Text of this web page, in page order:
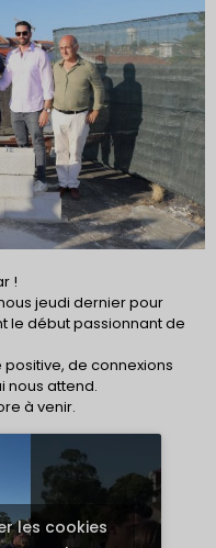
!
jeudi dernier pour
le début passionnant de
positive, de connexions
nous attend.
à venir.
les cookies